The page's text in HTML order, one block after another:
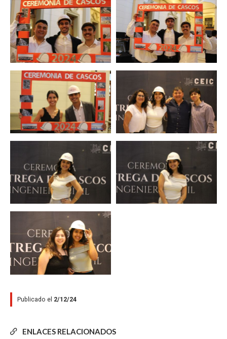
ENLACES RELACIONADOS
Zoom Zoom
Zoom
Publicado el 2/12/24